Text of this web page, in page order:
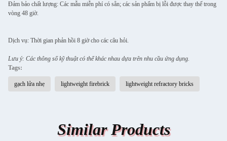
Đảm bảo chất lượng: Các mẫu miễn phí có sẵn; các sản phẩm bị lỗi được thay thế trong
vòng 48 giờ.
Dịch vụ: Thời gian phản hồi 8 giờ cho các câu hỏi.
Lưu ý: Các thông số kỹ thuật có thể khác nhau dựa trên nhu cầu ứng dụng.
Tags:
gạch lửa nhẹ lightweight firebrick lightweight refractory bricks
Similar Products